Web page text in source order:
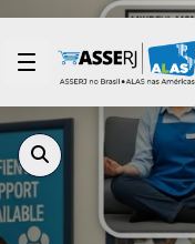
Skip to Main Content